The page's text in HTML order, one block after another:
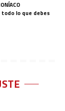
lo que debes